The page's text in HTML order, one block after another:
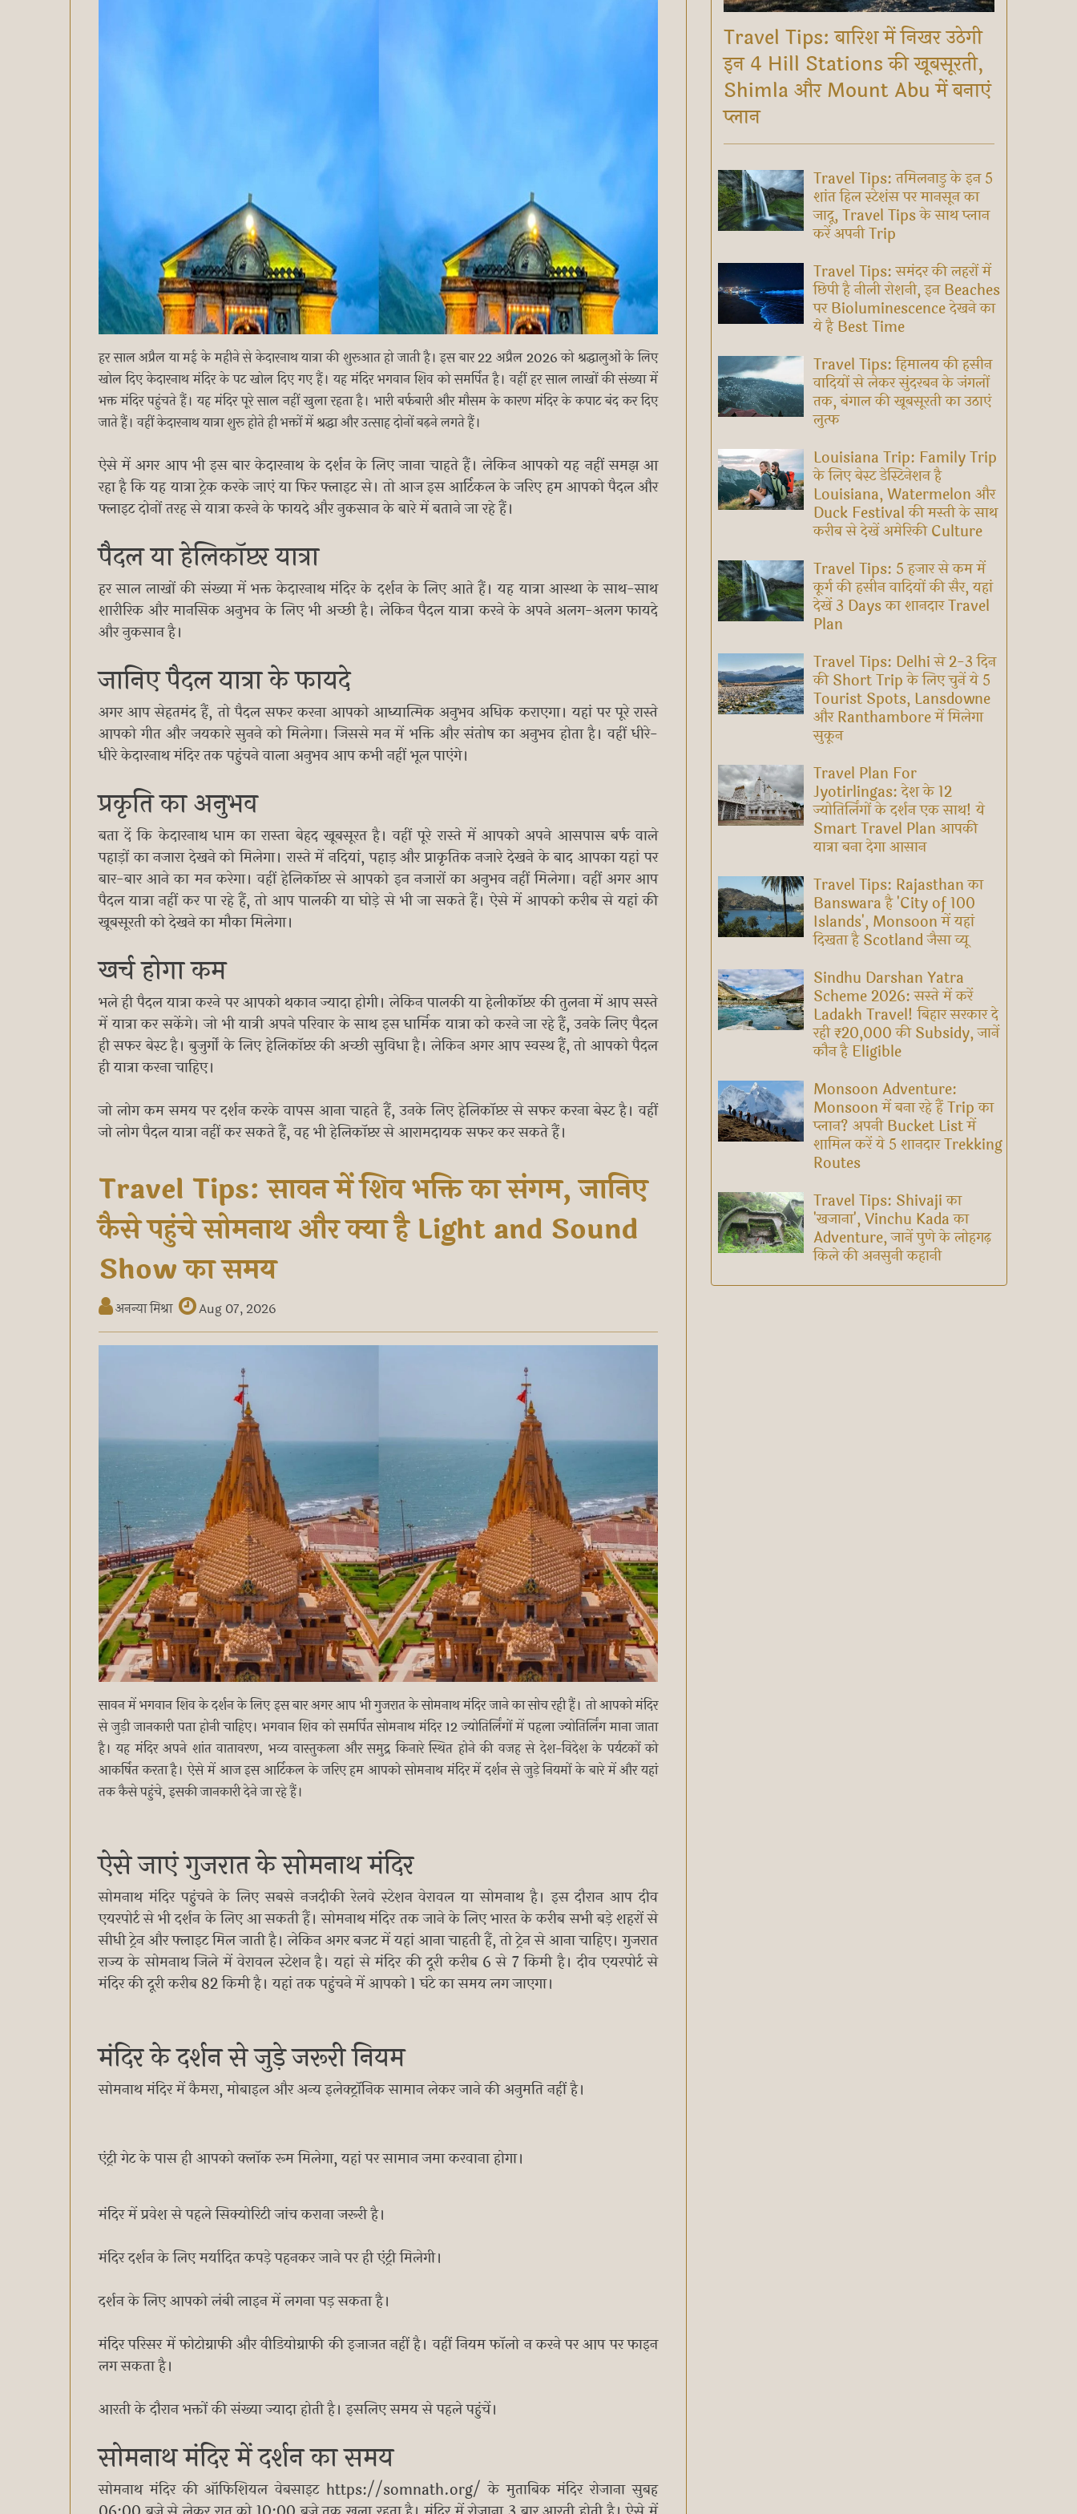
हर साल अप्रैल या मई के महीने से केदारनाथ यात्रा की शुरूआत हो जाती है। इस बार 22 अप्रैल 2026 को श्रद्धालुओं के लिए
खोल दिए केदारनाथ मंदिर के पट खोल दिए गए हैं। यह मंदिर भगवान शिव को समर्पित है। वहीं हर साल लाखों की संख्या में
भक्त मंदिर पहुंचते हैं। यह मंदिर पूरे साल नहीं खुला रहता है। भारी बर्फबारी और मौसम के कारण मंदिर के कपाट बंद कर दिए
जाते हैं। वहीं केदारनाथ यात्रा शुरू होते ही भक्तों में श्रद्धा और उत्साह दोनों बढ़ने लगते हैं।
ऐसे में अगर आप भी इस बार केदारनाथ के दर्शन के लिए जाना चाहते हैं। लेकिन आपको यह नहीं समझ आ
रहा है कि यह यात्रा ट्रेक करके जाएं या फिर फ्लाइट से। तो आज इस आर्टिकल के जरिए हम आपको पैदल और
फ्लाइट दोनों तरह से यात्रा करने के फायदे और नुकसान के बारे में बताने जा रहे हैं।
पैदल या हेलिकॉप्टर यात्रा
हर साल लाखों की संख्या में भक्त केदारनाथ मंदिर के दर्शन के लिए आते हैं। यह यात्रा आस्था के साथ-साथ
शारीरिक और मानसिक अनुभव के लिए भी अच्छी है। लेकिन पैदल यात्रा करने के अपने अलग-अलग फायदे
और नुकसान है।
जानिए पैदल यात्रा के फायदे
अगर आप सेहतमंद हैं, तो पैदल सफर करना आपको आध्यात्मिक अनुभव अधिक कराएगा। यहां पर पूरे रास्ते
आपको गीत और जयकारे सुनने को मिलेगा। जिससे मन में भक्ति और संतोष का अनुभव होता है। वहीं धीरे-
धीरे केदारनाथ मंदिर तक पहुंचने वाला अनुभव आप कभी नहीं भूल पाएंगे।
प्रकृति का अनुभव
बता दें कि केदारनाथ धाम का रास्ता बेहद खूबसूरत है। वहीं पूरे रास्ते में आपको अपने आसपास बर्फ वाले
पहाड़ों का नजारा देखने को मिलेगा। रास्ते में नदियां, पहाड़ और प्राकृतिक नजारे देखने के बाद आपका यहां पर
बार-बार आने का मन करेगा। वहीं हेलिकॉप्टर से आपको इन नजारों का अनुभव नहीं मिलेगा। वहीं अगर आप
पैदल यात्रा नहीं कर पा रहे हैं, तो आप पालकी या घोड़े से भी जा सकते हैं। ऐसे में आपको करीब से यहां की
खूबसूरती को देखने का मौका मिलेगा।
खर्च होगा कम
भले ही पैदल यात्रा करने पर आपको थकान ज्यादा होगी। लेकिन पालकी या हेलीकॉप्टर की तुलना में आप सस्ते
में यात्रा कर सकेंगे। जो भी यात्री अपने परिवार के साथ इस धार्मिक यात्रा को करने जा रहे हैं, उनके लिए पैदल
ही सफर बेस्ट है। बुजुर्गों के लिए हेलिकॉप्टर की अच्छी सुविधा है। लेकिन अगर आप स्वस्थ हैं, तो आपको पैदल
ही यात्रा करना चाहिए।
जो लोग कम समय पर दर्शन करके वापस आना चाहते हैं, उनके लिए हेलिकॉप्टर से सफर करना बेस्ट है। वहीं
जो लोग पैदल यात्रा नहीं कर सकते हैं, वह भी हेलिकॉप्टर से आरामदायक सफर कर सकते हैं।
Travel Tips: सावन में शिव भक्ति का संगम, जानिए
कैसे पहुंचे सोमनाथ और क्या है Light and Sound
Show का समय
अनन्या मिश्रा Aug 07, 2026
सावन में भगवान शिव के दर्शन के लिए इस बार अगर आप भी गुजरात के सोमनाथ मंदिर जाने का सोच रही हैं। तो आपको मंदिर
से जुड़ी जानकारी पता होनी चाहिए। भगवान शिव को समर्पित सोमनाथ मंदिर 12 ज्योतिर्लिंगों में पहला ज्योतिर्लिंग माना जाता
है। यह मंदिर अपने शांत वातावरण, भव्य वास्तुकला और समुद्र किनारे स्थित होने की वजह से देश-विदेश के पर्यटकों को
आकर्षित करता है। ऐसे में आज इस आर्टिकल के जरिए हम आपको सोमनाथ मंदिर में दर्शन से जुड़े नियमों के बारे में और यहां
तक कैसे पहुंचे, इसकी जानकारी देने जा रहे हैं।
ऐसे जाएं गुजरात के सोमनाथ मंदिर
सोमनाथ मंदिर पहुंचने के लिए सबसे नजदीकी रेलवे स्टेशन वेरावल या सोमनाथ है। इस दौरान आप दीव
एयरपोर्ट से भी दर्शन के लिए आ सकती हैं। सोमनाथ मंदिर तक जाने के लिए भारत के करीब सभी बड़े शहरों से
सीधी ट्रेन और फ्लाइट मिल जाती है। लेकिन अगर बजट में यहां आना चाहती हैं, तो ट्रेन से आना चाहिए। गुजरात
राज्य के सोमनाथ जिले में वेरावल स्टेशन है। यहां से मंदिर की दूरी करीब 6 से 7 किमी है। दीव एयरपोर्ट से
मंदिर की दूरी करीब 82 किमी है। यहां तक पहुंचने में आपको 1 घंटे का समय लग जाएगा।
मंदिर के दर्शन से जुड़े जरूरी नियम
सोमनाथ मंदिर में कैमरा, मोबाइल और अन्य इलेक्ट्रॉनिक सामान लेकर जाने की अनुमति नहीं है।
एंट्री गेट के पास ही आपको क्लॉक रूम मिलेगा, यहां पर सामान जमा करवाना होगा।
मंदिर में प्रवेश से पहले सिक्योरिटी जांच कराना जरूरी है।
मंदिर दर्शन के लिए मर्यादित कपड़े पहनकर जाने पर ही एंट्री मिलेगी।
दर्शन के लिए आपको लंबी लाइन में लगना पड़ सकता है।
मंदिर परिसर में फोटोग्राफी और वीडियोग्राफी की इजाजत नहीं है। वहीं नियम फॉलो न करने पर आप पर फाइन
लग सकता है।
आरती के दौरान भक्तों की संख्या ज्यादा होती है। इसलिए समय से पहले पहुंचें।
सोमनाथ मंदिर में दर्शन का समय
सोमनाथ मंदिर की ऑफिशियल वेबसाइट https://somnath.org/ के मुताबिक मंदिर रोजाना सुबह
Travel Tips: बारिश में निखर उठेगी
इन 4 Hill Stations की खूबसूरती,
Shimla और Mount Abu में बनाएं
प्लान
Travel Tips: तमिलनाडु के इन 5
शांत हिल स्टेशंस पर मानसून का
जादू, Travel Tips के साथ प्लान
करें अपनी Trip
Travel Tips: समंदर की लहरों में
छिपी है नीली रोशनी, इन Beaches
पर Bioluminescence देखने का
ये है Best Time
Travel Tips: हिमालय की हसीन
वादियों से लेकर सुंदरबन के जंगलों
तक, बंगाल की खूबसूरती का उठाएं
लुत्फ
Louisiana Trip: Family Trip
के लिए बेस्ट डेस्टिनेशन है
Louisiana, Watermelon और
Duck Festival की मस्ती के साथ
करीब से देखें अमेरिकी Culture
Travel Tips: 5 हजार से कम में
कूर्ग की हसीन वादियों की सैर, यहां
देखें 3 Days का शानदार Travel
Plan
Travel Tips: Delhi से 2-3 दिन
की Short Trip के लिए चुनें ये 5
Tourist Spots, Lansdowne
और Ranthambore में मिलेगा
सुकून
Travel Plan For
Jyotirlingas: देश के 12
ज्योतिर्लिंगों के दर्शन एक साथ! ये
Smart Travel Plan आपकी
यात्रा बना देगा आसान
Travel Tips: Rajasthan का
Banswara है 'City of 100
Islands', Monsoon में यहां
दिखता है Scotland जैसा व्यू
Sindhu Darshan Yatra
Scheme 2026: सस्ते में करें
Ladakh Travel! बिहार सरकार दे
रही ₹20,000 की Subsidy, जानें
कौन है Eligible
Monsoon Adventure:
Monsoon में बना रहे हैं Trip का
प्लान? अपनी Bucket List में
शामिल करें ये 5 शानदार Trekking
Routes
Travel Tips: Shivaji का
'खजाना', Vinchu Kada का
Adventure, जानें पुणे के लोहगढ़
किले की अनसुनी कहानी